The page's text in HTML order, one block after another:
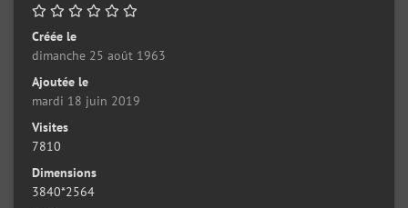
Créée le
dimanche 25 août 1963
Ajoutée le
mardi 18 juin 2019
Visites
7810
Dimensions
3840*2564